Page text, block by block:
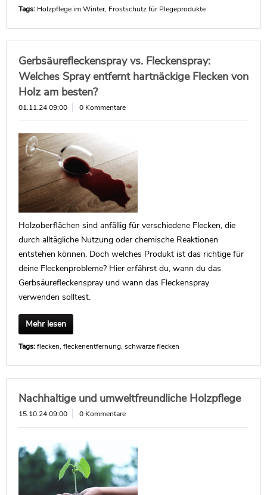
Tags: Holzpflege im Winter, Frostschutz für Plegeprodukte
Gerbsäurefleckenspray vs. Fleckenspray:
Welches Spray entfernt hartnäckige Flecken von
Holz am besten?
01.11.24 09:00 0 Kommentare
Holzoberflächen sind anfällig für verschiedene Flecken, die
durch alltägliche Nutzung oder chemische Reaktionen
entstehen können. Doch welches Produkt ist das richtige für
deine Fleckenprobleme? Hier erfährst du, wann du das
Gerbsäurefleckenspray und wann das Fleckenspray
verwenden solltest.
Mehr lesen
Tags:flecken, fleckenentfernung, schwarze flecken
Nachhaltige und umweltfreundliche Holzpflege
15.10.24 09:00 0 Kommentare